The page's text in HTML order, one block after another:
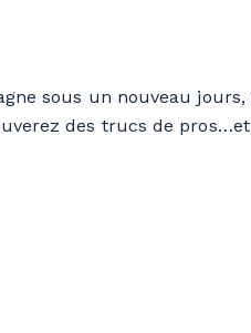
sous un nouveau
des trucs de